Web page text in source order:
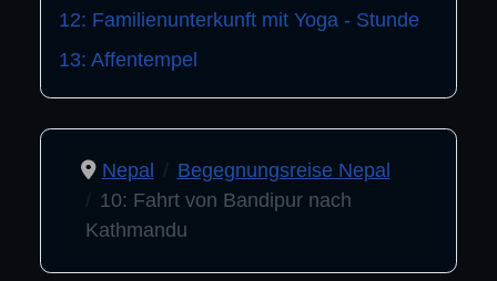
12: Familienunterkunft mit Yoga - Stunde
13: Affentempel
Nepal
Begegnungsreise Nepal
10: Fahrt von Bandipur nach
Kathmandu